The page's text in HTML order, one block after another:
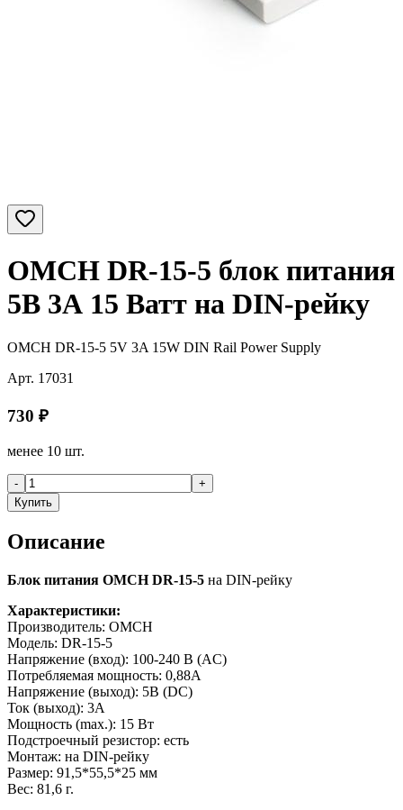
OMCH DR-15-5 блок питания
5В 3А 15 Ватт на DIN-рейку
OMCH DR-15-5 5V 3A 15W DIN Rail Power Supply
Арт. 17031
730 ₽
менее 10 шт.
-
+
Купить
Описание
Блок питания OMCH DR-15-5 на DIN-рейку
Характеристики:
Производитель: OMCH
Модель: DR-15-5
Напряжение (вход): 100-240 В (AC)
Потребляемая мощность: 0,88А
Напряжение (выход): 5В (DC)
Ток (выход): 3А
Мощность (max.): 15 Вт
Подстроечный резистор: есть
Монтаж: на DIN-рейку
Размер: 91,5*55,5*25 мм
Вес: 81,6 г.